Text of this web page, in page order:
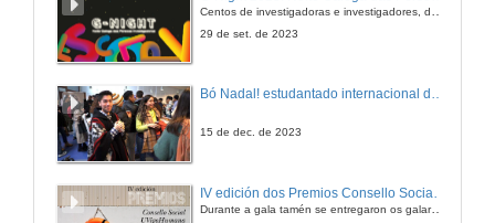
Centos de investigadoras e investigadores, decenas de actividades e sete cidades
29 de set. de 2023
Bó Nadal! estudantado internacional da Universidade de Vigo
15 de dec. de 2023
Durante a gala tamén se entregaron os galardóns aos mellores TFG e TFM en materia de Axenda 2030